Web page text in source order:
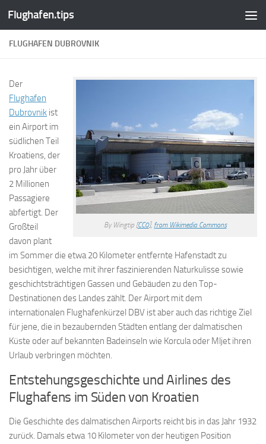
Zum Inhalt springen
Flughafen.tips
FLUGHAFEN DUBROVNIK
By Wingtip [CC0], from Wikimedia Commons
Der
Flughafen
Dubrovnik ist
ein Airport im
südlichen Teil
Kroatiens, der
pro Jahr über
2 Millionen
Passagiere
abfertigt. Der
Großteil
davon plant
im Sommer die etwa 20 Kilometer entfernte Hafenstadt zu
besichtigen, welche mit ihrer faszinierenden Naturkulisse sowie
geschichtsträchtigen Gassen und Gebäuden zu den Top-
Destinationen des Landes zählt. Der Airport mit dem
internationalen Flughafenkürzel DBV ist aber auch das richtige Ziel
für jene, die in bezaubernden Städten entlang der dalmatischen
Küste oder auf bekannten Badeinseln wie Korcula oder Mljet ihren
Urlaub verbringen möchten.
Entstehungsgeschichte und Airlines des
Flughafens im Süden von Kroatien
Die Geschichte des dalmatischen Airports reicht bis in das Jahr 1932
zurück. Damals etwa 10 Kilometer von der heutigen Position